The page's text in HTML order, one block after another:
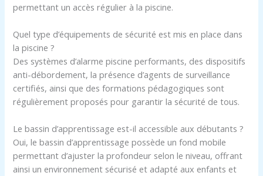
permettant un accès régulier à la piscine.
Quel type d’équipements de sécurité est mis en place dans
la piscine ?
Des systèmes d’alarme piscine performants, des dispositifs
anti-débordement, la présence d’agents de surveillance
certifiés, ainsi que des formations pédagogiques sont
régulièrement proposés pour garantir la sécurité de tous.
Le bassin d’apprentissage est-il accessible aux débutants ?
Oui, le bassin d’apprentissage possède un fond mobile
permettant d’ajuster la profondeur selon le niveau, offrant
ainsi un environnement sécurisé et adapté aux enfants et